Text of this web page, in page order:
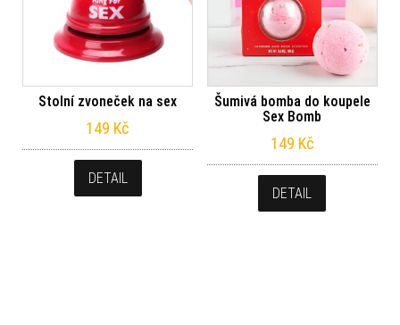
Stolní zvoneček na sex
149 Kč
DETAIL
Šumivá bomba do koupele
Sex Bomb
149 Kč
DETAIL